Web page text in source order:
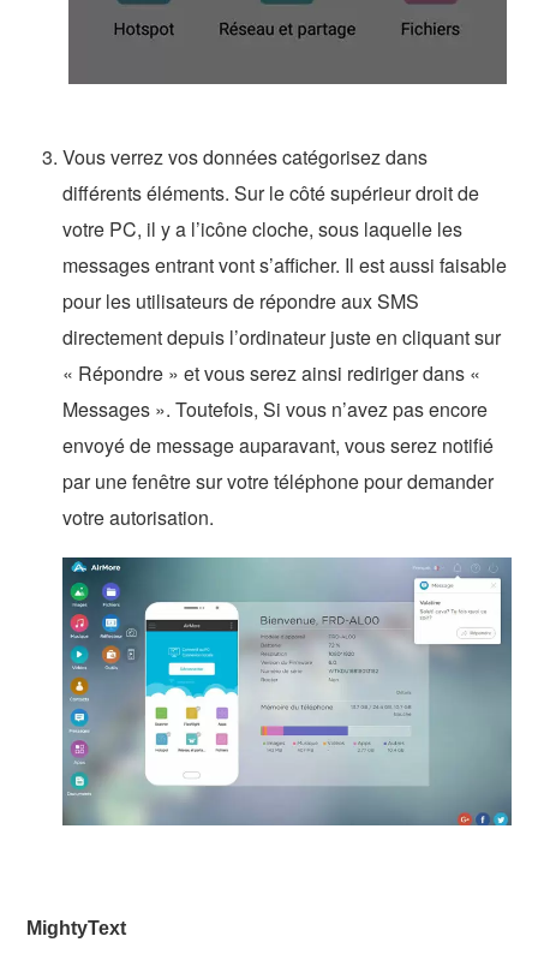
Vous verrez vos données catégorisez dans
différents éléments. Sur le côté supérieur droit de
votre PC, il y a l’icône cloche, sous laquelle les
messages entrant vont s’afficher. Il est aussi faisable
pour les utilisateurs de répondre aux SMS
directement depuis l’ordinateur juste en cliquant sur
« Répondre » et vous serez ainsi rediriger dans «
Messages ». Toutefois, Si vous n’avez pas encore
envoyé de message auparavant, vous serez notifié
par une fenêtre sur votre téléphone pour demander
votre autorisation.
MightyText